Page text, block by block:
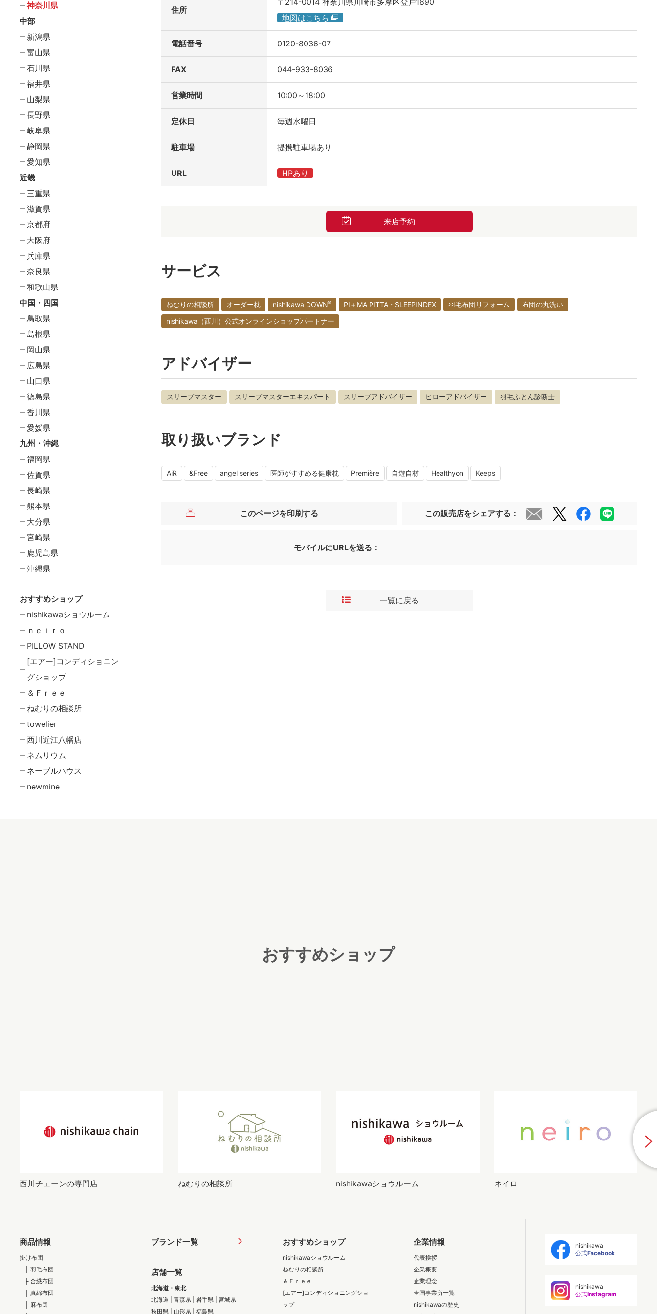
神奈川県
中部
新潟県
富山県
石川県
福井県
山梨県
長野県
岐阜県
静岡県
愛知県
近畿
三重県
滋賀県
京都府
大阪府
兵庫県
奈良県
和歌山県
中国・四国
鳥取県
島根県
岡山県
広島県
山口県
徳島県
香川県
愛媛県
九州・沖縄
福岡県
佐賀県
長崎県
熊本県
大分県
宮崎県
鹿児島県
沖縄県
おすすめショップ
nishikawaショウルーム
ｎｅｉｒｏ
PILLOW STAND
[エアー]コンディショニン
グショップ
＆Ｆｒｅｅ
ねむりの相談所
towelier
西川近江八幡店
ネムリウム
ネーブルハウス
newmine
住所
〒214-0014 神奈川県川崎市多摩区登戸1890
地図はこちら
電話番号 0120-8036-07
FAX 044-933-8036
営業時間 10:00～18:00
定休日 毎週水曜日
駐車場 提携駐車場あり
URL HPあり
来店予約
サービス
ねむりの相談所 オーダー枕 nishikawa DOWN® PI＋MA PITTA・SLEEPINDEX 羽毛布団リフォーム
布団の丸洗い
nishikawa（西川）公式オンラインショップパートナー
アドバイザー
スリープマスター スリープマスターエキスパート スリープアドバイザー ピローアドバイザー 羽毛ふとん診断士
取り扱いブランド
AiR &Free angel series 医師がすすめる健康枕 Première 自遊自材 Healthyon Keeps
このページを印刷する この販売店をシェアする：
モバイルにURLを送る：
一覧に戻る
おすすめショップ
西川チェーンの専門店 ねむりの相談所 nishikawaショウルーム ネイロ
商品情報
掛け布団
├ 羽毛布団
├ 合繊布団
├ 真綿布団
├ 麻布団
ブランド一覧
店舗一覧
北海道・東北
北海道
青森県 岩手県
宮城県
秋田県
山形県 福島県
おすすめショップ
nishikawaショウルーム
ねむりの相談所
＆Ｆｒｅｅ
[エアー]コンディショニングショ
ップ
企業情報
代表挨拶
企業概要
企業理念
全国事業所一覧
nishikawaの歴史
nishikawa
公式Facebook
nishikawa
公式Instagram